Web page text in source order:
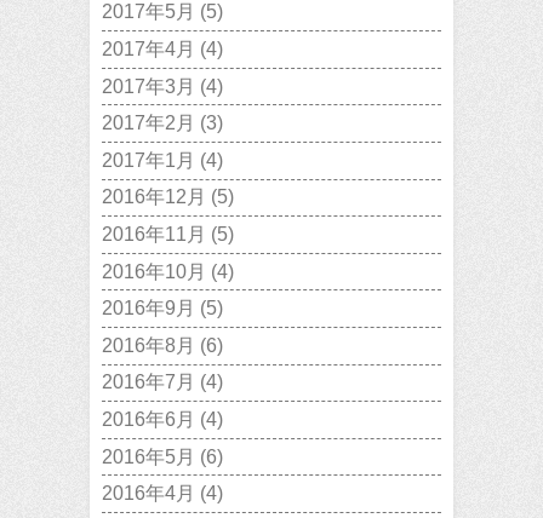
2017年5月 (5)
2017年4月 (4)
2017年3月 (4)
2017年2月 (3)
2017年1月 (4)
2016年12月 (5)
2016年11月 (5)
2016年10月 (4)
2016年9月 (5)
2016年8月 (6)
2016年7月 (4)
2016年6月 (4)
2016年5月 (6)
2016年4月 (4)